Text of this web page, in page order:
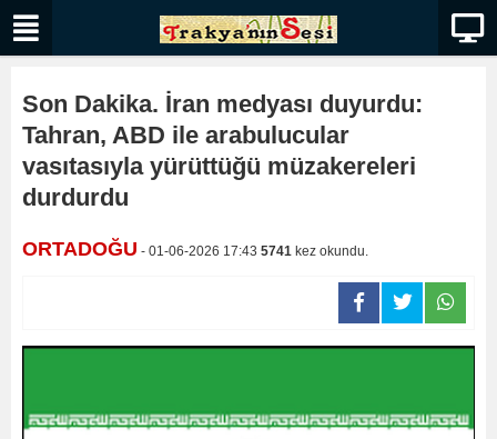
Son Dakika. İran medyası duyurdu:
Tahran, ABD ile arabulucular
vasıtasıyla yürüttüğü müzakereleri
durdurdu
ORTADOĞU - 01-06-2026 17:43 5741 kez okundu.